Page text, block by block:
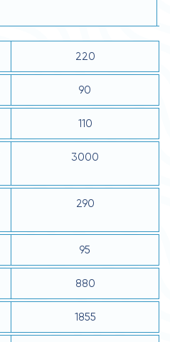
220
90
110
3000
290
95
880
1855